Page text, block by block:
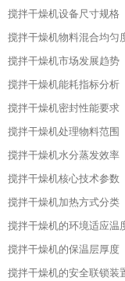
搅拌干燥机设备尺寸规格
搅拌干燥机物料混合均匀
搅拌干燥机市场发展趋势
搅拌干燥机能耗指标分析
搅拌干燥机密封性能要求
搅拌干燥机处理物料范围
搅拌干燥机水分蒸发效率
搅拌干燥机核心技术参数
搅拌干燥机加热方式分类
搅拌干燥机的环境适应温
搅拌干燥机的保温层厚度
搅拌干燥机的安全联锁装